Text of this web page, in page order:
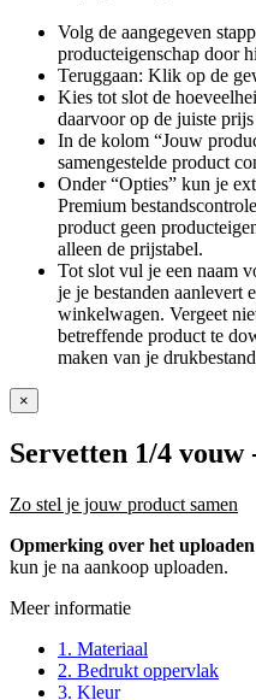
Volg de aangegeven
producteigenschap door
Teruggaan: Klik op de
Kies tot slot de
daarvoor op de juiste
In de kolom “Jouw
samengestelde product
Onder “Opties” kun je
Premium
product geen
alleen de prijstabel.
Tot slot vul je een naam
je je bestanden aanlevert
winkelwagen. Vergeet
betreffende product te
maken van je
×
Servetten 1/4 vouw
Zo stel je jouw product samen
Opmerking over het
kun je na aankoop uploaden.
Meer informatie
1. Materiaal
2. Bedrukt oppervlak
3. Kleur